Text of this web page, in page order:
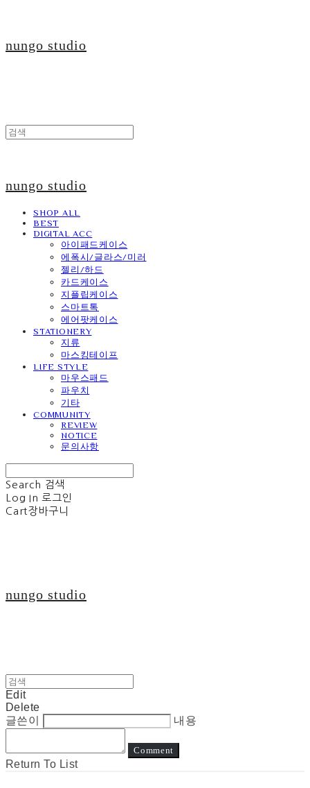
nungo studio
nungo studio
SHOP ALL
BEST
DIGITAL ACC
아이패드케이스
에폭시/글라스/미러
젤리/하드
카드케이스
지플립케이스
스마트톡
에어팟케이스
STATIONERY
지류
마스킹테이프
LIFE STYLE
마우스패드
파우치
기타
COMMUNITY
REVIEW
NOTICE
문의사항
Search 검색
Log In 로그인
Cart장바구니
nungo studio
Edit
Delete
글쓴이
내용
Comment
Return To List